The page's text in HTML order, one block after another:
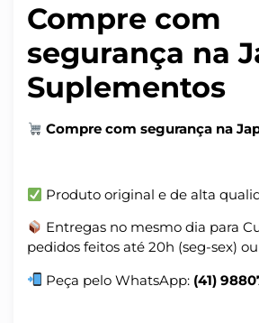
Compre com
segurança na
Suplementos
Compre com segurança na
Produto original e de alta
Entregas no mesmo dia para
pedidos feitos até 20h (seg-sex)
Peça pelo WhatsApp: (41)